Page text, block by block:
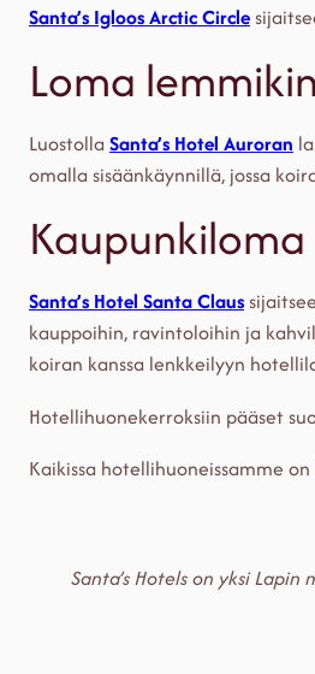
Santa’s Igloos Arctic Circle
Loma
Luostolla Santa’s Hotel Auroran
omalla sisäänkäynnillä, jossa
Santa’s Hotel Santa Claus
kauppoihin, ravintoloihin ja
koiran kanssa lenkkeilyyn
Hotellihuonekerroksiin pääset
Kaikissa hotellihuoneissamme
Santa’s Hotels on yksi